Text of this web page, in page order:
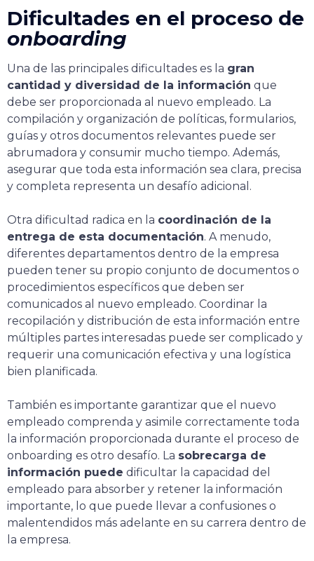
Dificultades en el proceso de
onboarding
Una de las principales dificultades es la gran
cantidad y diversidad de la información que
debe ser proporcionada al nuevo empleado. La
compilación y organización de políticas, formularios,
guías y otros documentos relevantes puede ser
abrumadora y consumir mucho tiempo. Además,
asegurar que toda esta información sea clara, precisa
y completa representa un desafío adicional.
Otra dificultad radica en la coordinación de la
entrega de esta documentación. A menudo,
diferentes departamentos dentro de la empresa
pueden tener su propio conjunto de documentos o
procedimientos específicos que deben ser
comunicados al nuevo empleado. Coordinar la
recopilación y distribución de esta información entre
múltiples partes interesadas puede ser complicado y
requerir una comunicación efectiva y una logística
bien planificada.
También es importante garantizar que el nuevo
empleado comprenda y asimile correctamente toda
la información proporcionada durante el proceso de
onboarding es otro desafío. La sobrecarga de
información puede dificultar la capacidad del
empleado para absorber y retener la información
importante, lo que puede llevar a confusiones o
malentendidos más adelante en su carrera dentro de
la empresa.